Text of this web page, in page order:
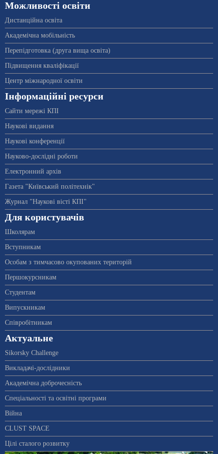
Можливості освіти
Дистанційна освіта
Академічна мобільність
Перепідготовка (друга вища освіта)
Підвищення кваліфікації
Центр міжнародної освіти
Інформаційні ресурси
Сайти мережі КПІ
Наукові видання
Наукові конференції
Науково-дослідні роботи
Електронний архів
Газета "Київський політехнік"
Журнал "Наукові вісті КПІ"
Для користувачів
Школярам
Вступникам
Особам з тимчасово окупованих територій
Першокурсникам
Студентам
Випускникам
Співробітникам
Актуальне
Sikorsky Challenge
Викладачі-дослідники
Академічна доброчесність
Спеціальності та освітні програми
Війна
CLUST SPACE
Цілі сталого розвитку